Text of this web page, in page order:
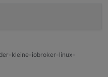
kleine-iobroker-linux-